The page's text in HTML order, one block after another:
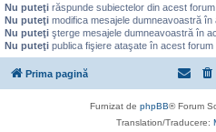
Nu puteţi răspunde subiectelor din acest forum
Nu puteţi modifica mesajele dumneavoastră în
Nu puteţi şterge mesajele dumneavoastră în
Nu puteţi publica fişiere ataşate în acest forum
Prima pagină
Furnizat de phpBB® Forum
Translation/Traducere: